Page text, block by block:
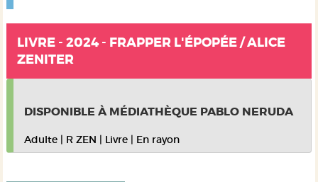
LIVRE - 2024 - FRAPPER L'ÉPOPÉE / ALICE
ZENITER
DISPONIBLE À MÉDIATHÈQUE PABLO NERUDA
Adulte | R ZEN | Livre | En rayon